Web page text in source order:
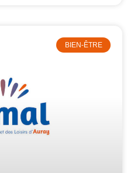
BIEN-ÊTRE